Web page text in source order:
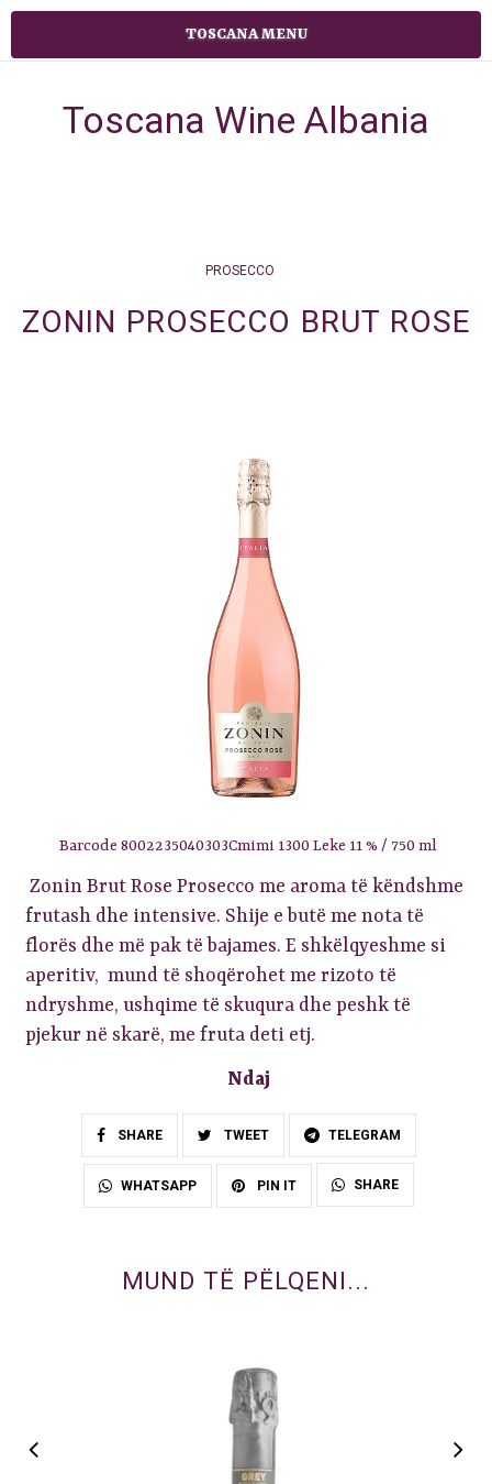
TOSCANA MENU
Toscana Wine Albania
PROSECCO
ZONIN PROSECCO BRUT ROSE
Barcode 8002235040303Cmimi 1300 Leke 11 % / 750 ml
Zonin Brut Rose Prosecco me aroma të këndshme
frutash dhe intensive. Shije e butë me nota të
florës dhe më pak të bajames. E shkëlqyeshme si
aperitiv, mund të shoqërohet me rizoto të
ndryshme, ushqime të skuqura dhe peshk të
pjekur në skarë, me fruta deti etj.
Ndaj
SHARE TWEET TELEGRAM
WHATSAPP PIN IT SHARE
MUND TË PËLQENI...